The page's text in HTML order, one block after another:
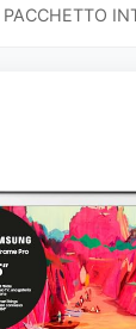
PACCHETTO